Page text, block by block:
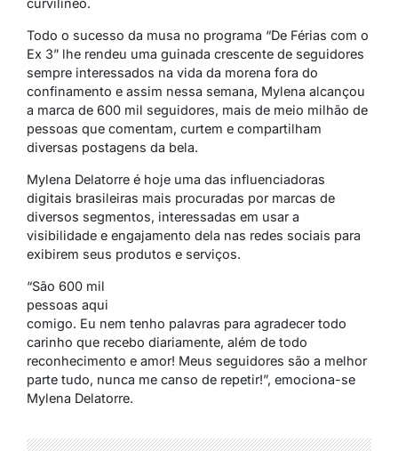
curvilíneo.
Todo o sucesso da musa no programa “De Férias com o
Ex 3” lhe rendeu uma guinada crescente de seguidores
sempre interessados na vida da morena fora do
confinamento e assim nessa semana, Mylena alcançou
a marca de 600 mil seguidores, mais de meio milhão de
pessoas que comentam, curtem e compartilham
diversas postagens da bela.
Mylena Delatorre é hoje uma das influenciadoras
digitais brasileiras mais procuradas por marcas de
diversos segmentos, interessadas em usar a
visibilidade e engajamento dela nas redes sociais para
exibirem seus produtos e serviços.
“São 600 mil
pessoas aqui
comigo. Eu nem tenho palavras para agradecer todo
carinho que recebo diariamente, além de todo
reconhecimento e amor! Meus seguidores são a melhor
parte tudo, nunca me canso de repetir!”, emociona-se
Mylena Delatorre.